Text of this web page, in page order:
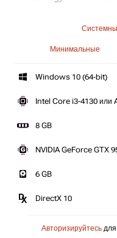
Минимальные
Windows 10 (64-bit)
Intel Core i3-4130 или
8 GB
NVIDIA GeForce GTX
6 GB
DirectX 10
Авторизируйтесь